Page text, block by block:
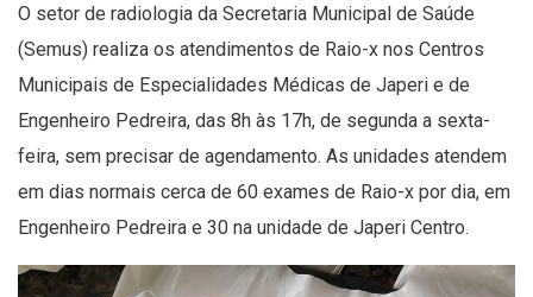
O setor de radiologia da Secretaria Municipal de Saúde
(Semus) realiza os atendimentos de Raio-x nos Centros
Municipais de Especialidades Médicas de Japeri e de
Engenheiro Pedreira, das 8h às 17h, de segunda a sexta-
feira, sem precisar de agendamento. As unidades atendem
em dias normais cerca de 60 exames de Raio-x por dia, em
Engenheiro Pedreira e 30 na unidade de Japeri Centro.